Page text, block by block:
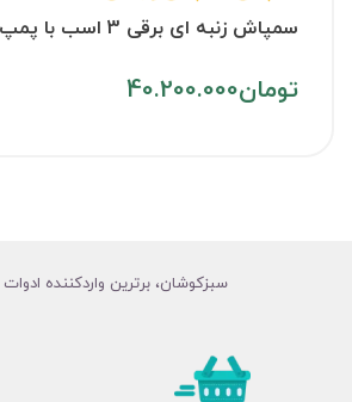
سمپاش زنبه ای برقی 3 اسب با پمپ رینوپاور
تومان40.200.000
سبزکوشان، برترین واردکننده